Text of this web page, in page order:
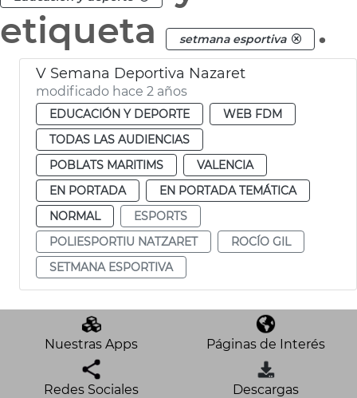
etiqueta
setmana esportiva .
V Semana Deportiva Nazaret
modificado hace 2 años
EDUCACIÓN Y DEPORTE
WEB FDM
TODAS LAS AUDIENCIAS
POBLATS MARITIMS
VALENCIA
EN PORTADA
EN PORTADA TEMÁTICA
NORMAL
ESPORTS
POLIESPORTIU NATZARET
ROCÍO GIL
SETMANA ESPORTIVA
Nuestras Apps Páginas de Interés
Redes Sociales Descargas